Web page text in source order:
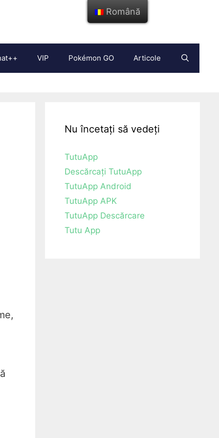
VIP Pokémon GO Articole
Nu încetați să vedeți
TutuApp
Descărcați TutuApp
TutuApp Android
TutuApp APK
TutuApp Descărcare
Tutu App
Română